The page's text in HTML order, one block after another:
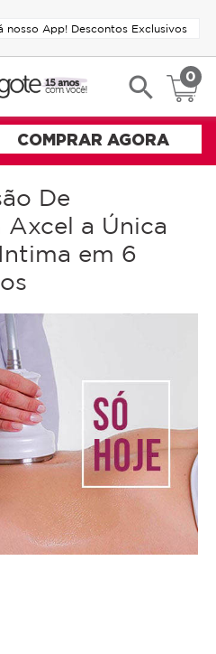
nosso App! Descontos Exclusivos
search 0
De
a Única
em 6
COMPRAR AGORA